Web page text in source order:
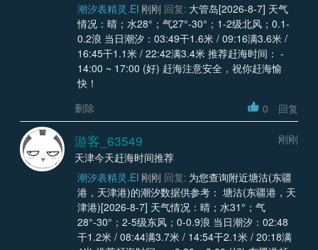
潮汐表精灵.EI 刚刚 回复: 大管岛[2026-8-7] 天气
情况：晴；水28°；气27°-30°；1-2级北风；0.1-
0.2浪 当日潮汐：03:49干1.6米 / 09:16满3.6米 /
16:45干1.1米 / 22:42满3.4米 推荐赶海时间： -
14:00 ~ 17:00 (好) 赶海注意安全，祝你赶海愉
快！
删除
0 回复
游客_63549
刚刚
天津今天赶海时间推荐
潮汐表精灵.EI 刚刚 回复: 为您查询附近塘沽(东疆
港，天津港)的潮汐数据供参考： 塘沽(东疆港，天
津港)[2026-8-7] 天气情况：晴；水31°；气
28°-30°；2-5级东风；0-0.9浪 当日潮汐：02:48
干1.2米 / 08:44满3.7米 / 14:54干2.1米 / 20:18满